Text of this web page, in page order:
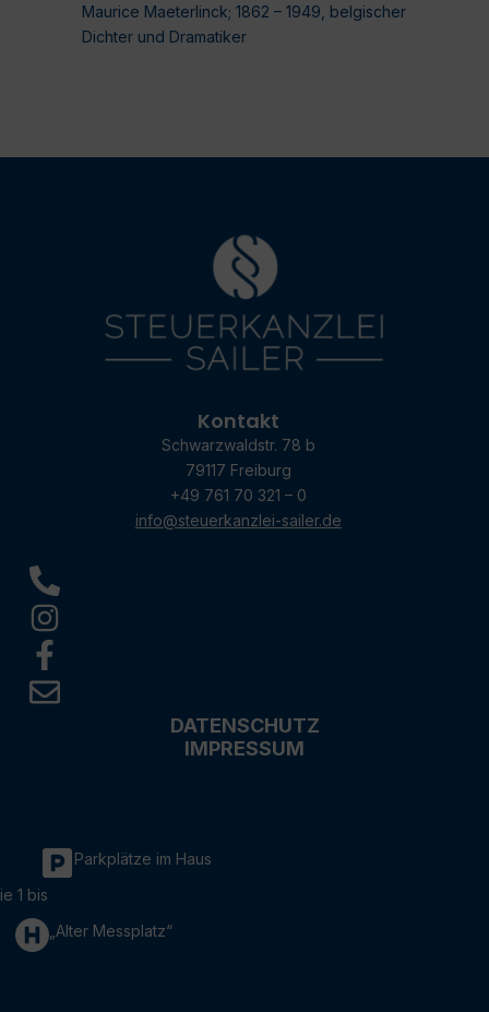
Maurice Maeterlinck; 1862 – 1949, belgischer
Dichter und Dramatiker
Kontakt
Schwarzwaldstr. 78 b
79117 Freiburg
+49 761 70 321 – 0
info@steuerkanzlei-sailer.de
DATENSCHUTZ
IMPRESSUM
Parkplätze im Haus
1 bis
„Alter Messplatz“